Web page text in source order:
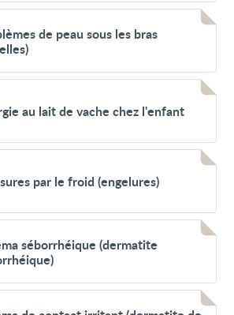
de peau sous les bras
au lait de vache chez l'enfant
par le froid (engelures)
séborrhéique (dermatite